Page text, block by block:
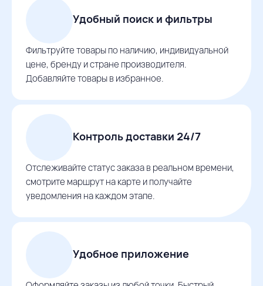
Удобный поиск и фильтры
Фильтруйте товары по наличию, индивидуальной
цене, бренду и стране производителя.
Добавляйте товары в избранное.
Контроль доставки 24/7
Отслеживайте статус заказа в реальном времени,
смотрите маршрут на карте и получайте
уведомления на каждом этапе.
Удобное приложение